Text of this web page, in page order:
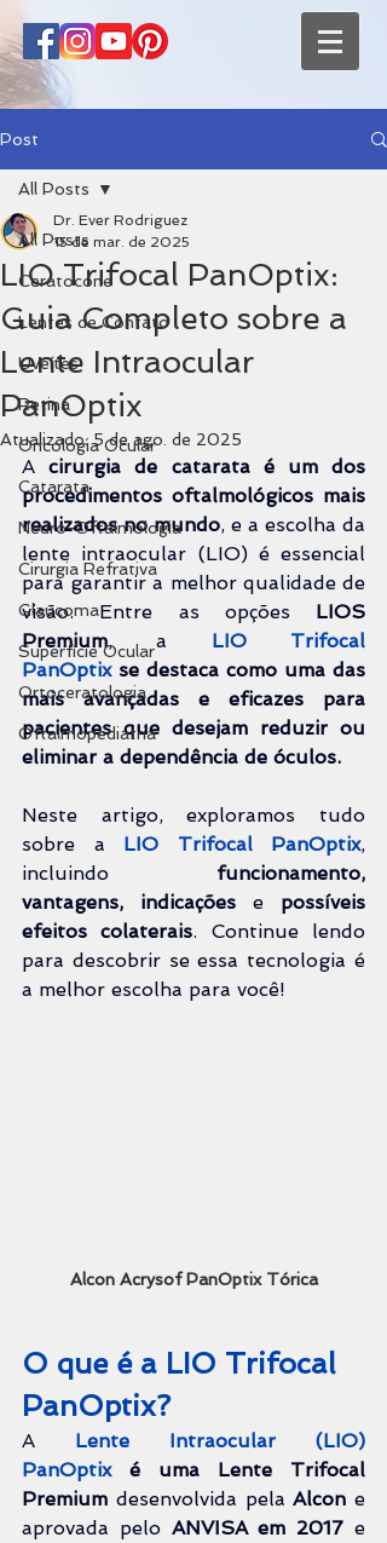
Post
All Posts
Ceratocone
Lentes de Contato
Uveítes
Retina
Oncologia Ocular
Catarata
Neuro-Oftalmologia
Cirurgia Refrativa
Glaucoma
Superfície Ocular
Ortoceratologia
Oftalmopediatria
All Posts
LIO Trifocal PanOptix:
Guia Completo sobre a
Lente Intraocular
PanOptix
Dr. Ever Rodriguez
15 de mar. de 2025
Atualizado:5 de ago. de 2025
A cirurgia de catarata é um dos
procedimentos oftalmológicos mais
realizados no mundo, e a escolha da
lente intraocular (LIO) é essencial
para garantir a melhor qualidade de
visão. Entre as opções LIOS
Premium, a LIO Trifocal
PanOptix se destaca como uma das
mais avançadas e eficazes para
pacientes que desejam reduzir ou
eliminar a dependência de óculos.
Neste artigo, exploramos tudo
sobre a LIO Trifocal PanOptix,
incluindo funcionamento,
vantagens, indicações e possíveis
efeitos colaterais. Continue lendo
para descobrir se essa tecnologia é
a melhor escolha para você!
Alcon Acrysof PanOptix Tórica
O que é a LIO Trifocal
PanOptix?
A Lente Intraocular (LIO)
PanOptix
é uma Lente Trifocal
Premium desenvolvida pela Alcon e
aprovada pelo ANVISA em 2017 e